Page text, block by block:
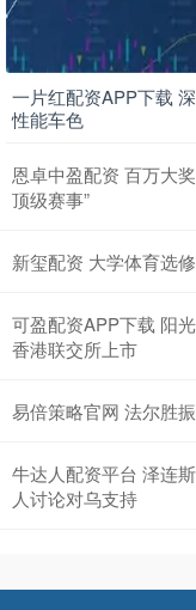
一片红配资APP下载
性能车色
恩卓中盈配资 百万大
顶级赛事”
新玺配资 大学体育选
可盈配资APP下载 阳
香港联交所上市
易倍策略官网 法尔胜
牛达人配资平台 泽连
人讨论对乌支持